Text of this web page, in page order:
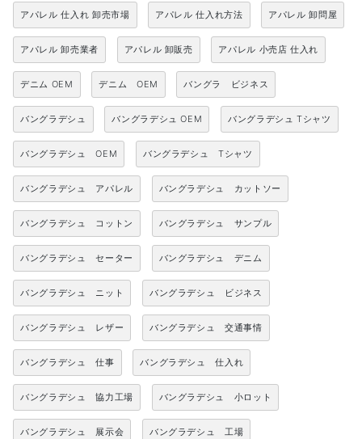
アパレル 仕入れ 卸売市場 アパレル 仕入れ方法 アパレル 卸問屋
アパレル 卸売業者 アパレル 卸販売 アパレル 小売店 仕入れ
デニム OEM デニム OEM バングラ ビジネス
バングラデシュ バングラデシュ OEM バングラデシュ Tシャツ
バングラデシュ OEM バングラデシュ Tシャツ
バングラデシュ アパレル バングラデシュ カットソー
バングラデシュ コットン バングラデシュ サンプル
バングラデシュ セーター バングラデシュ デニム
バングラデシュ ニット バングラデシュ ビジネス
バングラデシュ レザー バングラデシュ 交通事情
バングラデシュ 仕事 バングラデシュ 仕入れ
バングラデシュ 協力工場 バングラデシュ 小ロット
バングラデシュ 展示会 バングラデシュ 工場